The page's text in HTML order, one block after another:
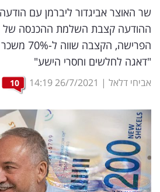
וטק
שיווק
ופרסום
משפט
מדדים
ומחקרים
דעות
רכילות
שר האוצר אביגדור ליברמן עם
הפרישה,
"דאגה לחלשים וחסרי הישע"
אביחי דלאל |
26/7/2021
14:19
10